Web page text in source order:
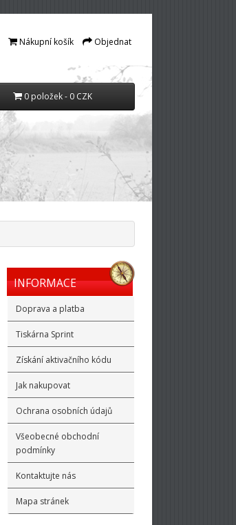
Nákupní košík Objednat
0 položek - 0 CZK
INFORMACE
Doprava a platba
Tiskárna Sprint
Získání aktivačního kódu
Jak nakupovat
Ochrana osobních údajů
Všeobecné obchodní
podmínky
Kontaktujte nás
Mapa stránek